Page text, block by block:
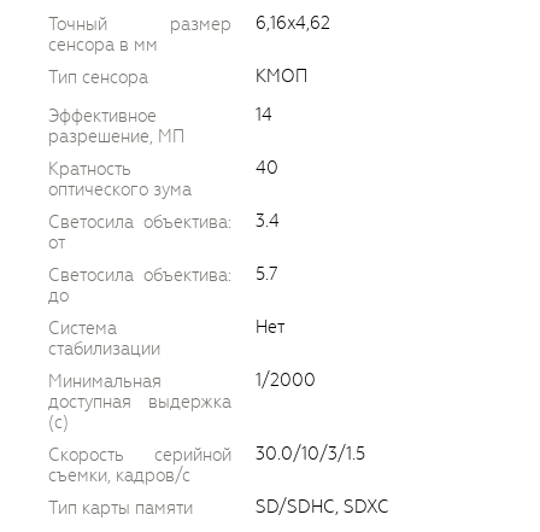
Точный размер
сенсора в мм
6,16x4,62
Тип сенсора
КМОП
Эффективное
разрешение, МП
14
Кратность
оптического зума
40
Светосила объектива:
от
3.4
Светосила объектива:
до
5.7
Система
стабилизации
Нет
Минимальная
доступная выдержка
(c)
1/2000
Скорость серийной
съемки, кадров/с
30.0/10/3/1.5
Тип карты памяти
SD/SDHC, SDXC